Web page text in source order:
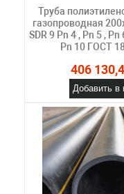
Труба
газопроводная
SDR 9 Pn 4 , Pn 5 , Pn
Pn 10 ГОСТ
406
Добавить в